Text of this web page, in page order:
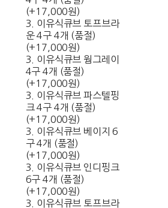
(+17,000원)
3. 이유식큐브 토프브라
운 4구 4개 (품절)
(+17,000원)
3. 이유식큐브 웜그레이
4구 4개 (품절)
(+17,000원)
3. 이유식큐브 파스텔핑
크 4구 4개 (품절)
(+17,000원)
3. 이유식큐브 베이지 6
구 4개 (품절)
(+17,000원)
3. 이유식큐브 인디핑크
6구 4개 (품절)
(+17,000원)
3. 이유식큐브 토프브라